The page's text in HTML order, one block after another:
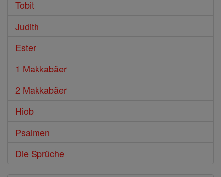
Tobit
Judith
Ester
1 Makkabäer
2 Makkabäer
Hiob
Psalmen
Die Sprüche